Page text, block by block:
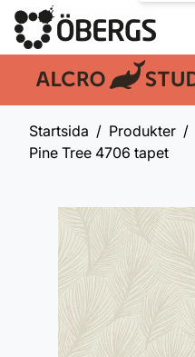
En del av:
Startsida Produkter
Pine Tree 4706 tapet